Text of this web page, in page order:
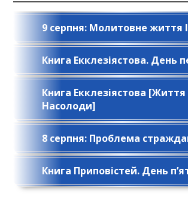
9 серпня: Молитовне життя
Книга Екклезіястова. День
Книга Екклезіястова [Життя
Насолоди]
8 серпня: Проблема
Книга Приповістей. День